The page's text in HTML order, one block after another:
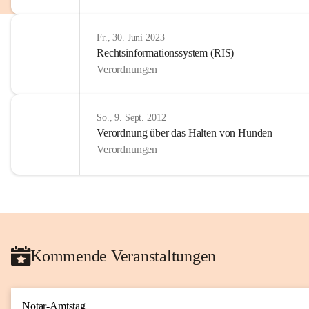
Fr., 30. Juni 2023
Rechtsinformationssystem (RIS)
Verordnungen
So., 9. Sept. 2012
Verordnung über das Halten von Hunden
Verordnungen
Kommende Veranstaltungen
Notar-Amtstag